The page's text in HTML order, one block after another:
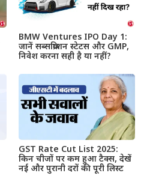
BMW Ventures IPO Day 1:
जानें सब्सक्रिप्शन स्टेटस और GMP,
निवेश करना सही है या नहीं?
GST Rate Cut List 2025:
किन चीजों पर कम हुआ टैक्स, देखें
नई और पुरानी दरों की पूरी लिस्ट